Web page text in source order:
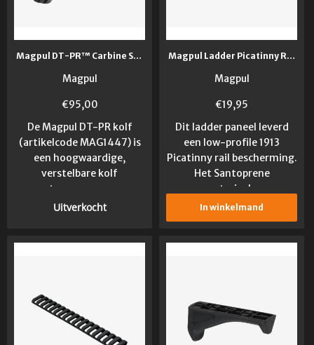
Magpul DT-PR™ Carbine Stock Mil-Spec Black
Magpul
€95,00
De Magpul DT-PR kolf
(artikelcode MAG1447) is
een hoogwaardige,
verstelbare kolf
ontworpen voor...
Uitverkocht
Magpul Ladder Picatinny Rail Cover FDE
Magpul
€19,95
Dit ladder paneel leverd
een low-profile 1913
Picatinny rail bescherming.
Het Santoprene
materiaal...
In winkelmand